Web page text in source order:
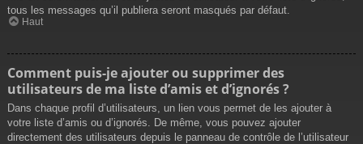
tous les messages qu’il publiera seront masqués par défaut.
Haut
Comment puis-je ajouter ou supprimer des
utilisateurs de ma liste d’amis et d’ignorés ?
Dans chaque profil d’utilisateurs, un lien vous permet de les ajouter à
votre liste d’amis ou d’ignorés. De même, vous pouvez ajouter
directement des utilisateurs depuis le panneau de contrôle de l’utilisateur